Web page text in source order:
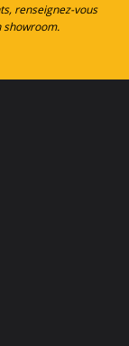
renseignez-vous
showroom.